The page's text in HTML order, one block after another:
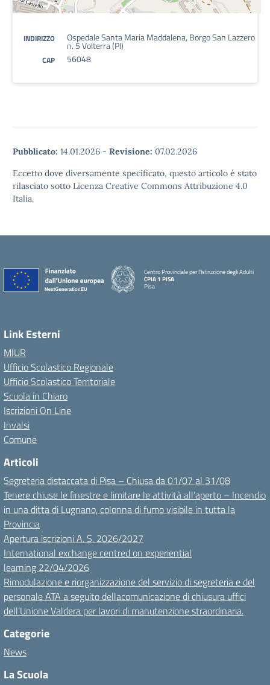
INDIRIZZO Ospedale Santa Maria Maddalena, Borgo San Lazzero
n. 5 Volterra (PI)
CAP 56048
Pubblicato: 14.01.2026 - Revisione: 07.02.2026
Eccetto dove diversamente specificato, questo articolo è stato
rilasciato sotto Licenza Creative Commons Attribuzione 4.0
Italia.
Centro Provinciale per l'Istruzione degli Adulti
CPIA 1 PISA
Pisa
Link Esterni
MIUR
Ufficio Scolastico Regionale
Ufficio Scolastico Territoriale
Scuola in Chiaro
Iscrizioni On Line
Invalsi
Comune
Articoli
Segreteria distaccata di Pisa – Chiusa da 01/07 al 31/08
Tenere chiuse le finestre e limitare le attività all’aperto – Incendio
in una ditta di Lugnano, colonna di fumo visibile in tutta la
Provincia
Apertura iscrizioni A. S. 2026/2027
International exchange centred on experiential
learning 22/04/2026
Rimodulazione e riorganizzazione del servizio di segreteria e del
personale ATA a seguito dellacomunicazione di chiusura uffici
dell’Unione Valdera per lavori di manutenzione straordinaria.
Categorie
News
La Scuola